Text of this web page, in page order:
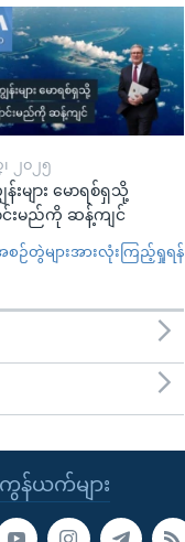
၂၀၂၅
န်းများ မောရစ်ရှသို့
င်းမည်ကို ဆန့်ကျင်
ဉ်တွဲများအားလုံးကြည့်ရှုရန်
ယက်များ